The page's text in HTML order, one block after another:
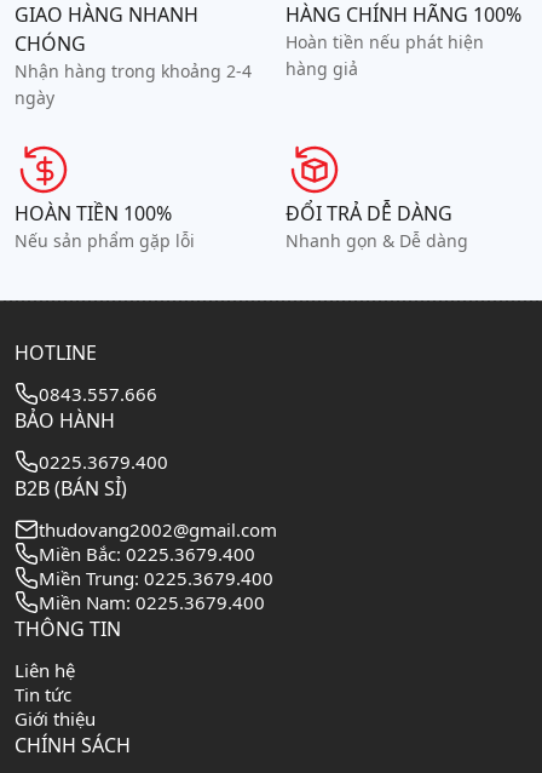
GIAO HÀNG NHANH
CHÓNG
Nhận hàng trong khoảng 2-4
ngày
HÀNG CHÍNH HÃNG 100%
Hoàn tiền nếu phát hiện
hàng giả
HOÀN TIỀN 100%
Nếu sản phẩm gặp lỗi
ĐỔI TRẢ DỄ DÀNG
Nhanh gọn & Dễ dàng
HOTLINE
0843.557.666
BẢO HÀNH
0225.3679.400
B2B (BÁN SỈ)
thudovang2002@gmail.com
Miền Bắc: 0225.3679.400
Miền Trung: 0225.3679.400
Miền Nam: 0225.3679.400
THÔNG TIN
Liên hệ
Tin tức
Giới thiệu
CHÍNH SÁCH